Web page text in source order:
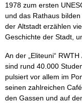
1978 zum ersten
und das Rathaus
der Altstadt erzählen
Geschichte der Stadt,
An der „Eliteuni“
sind rund 40.000
pulsiert vor allem im
seinen zahlreichen
den Gassen und auf